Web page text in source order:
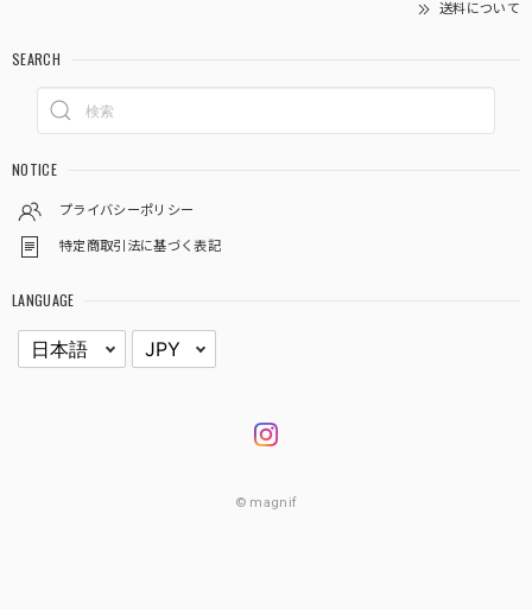
送料について
SEARCH
NOTICE
プライバシーポリシー
特定商取引法に基づく表記
LANGUAGE
© magnif